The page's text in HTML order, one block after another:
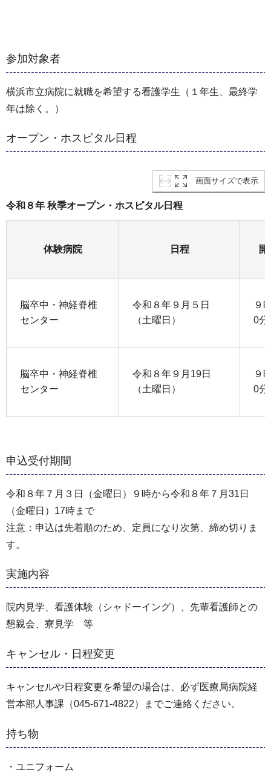
参加対象者
横浜市立病院に就職を希望する看護学生（１年生、最終学
年は除く。）
オープン・ホスピタル日程
画面サイズで表示
令和８年 秋季オープン・ホスピタル日程
体験病院 日程
脳卒中・神経脊椎
センター
令和８年９月５日
（土曜日）
９
0分
脳卒中・神経脊椎
センター
令和８年９月19日
（土曜日）
９
0分
申込受付期間
令和８年７月３日（金曜日）９時から令和８年７月31日
（金曜日）17時まで
注意：申込は先着順のため、定員になり次第、締め切りま
す。
実施内容
院内見学、看護体験（シャドーイング）、先輩看護師との
懇親会、寮見学 等
キャンセル・日程変更
キャンセルや日程変更を希望の場合は、必ず医療局病院経
営本部人事課（045-671-4822）までご連絡ください。
持ち物
・ユニフォーム